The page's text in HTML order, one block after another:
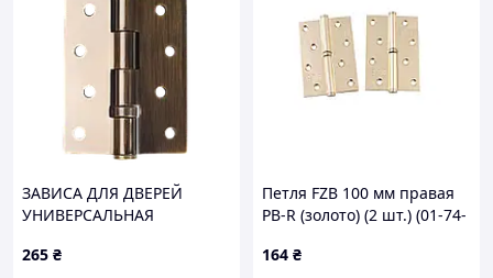
ЗАВИСА ДЛЯ ДВЕРЕЙ
УНИВЕРСАЛЬНАЯ
ПОЛИРОВНАЯ БРОНЗА
265 ₴
Петля FZB 100 мм правая
PB-R (золото) (2 шт.) (01-74-
164 ₴